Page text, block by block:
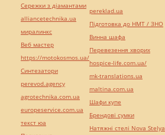
Сережки з діамантами
alliancetechnika.ua
миралинкс
Веб мастер
https://motokosmos.ua/
Синтезатори
perevod.agency
agrotechnika.com.ua
europeservice.com.ua
текст юа
pereklad.ua
Підготовка до НМТ / ЗНО
Винна шафа
Перевезення хворих
hospice-life.com.ua/
mk-translations.ua
maltina.com.ua
Шафи купе
Брендові сумки
Натяжні стелі Nova Stelya